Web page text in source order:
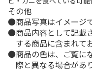
その他
商品写真はイメージで
商品内容として記載
する商品に含まれて
商品の色は、ご覧に
際と異なる場合があ